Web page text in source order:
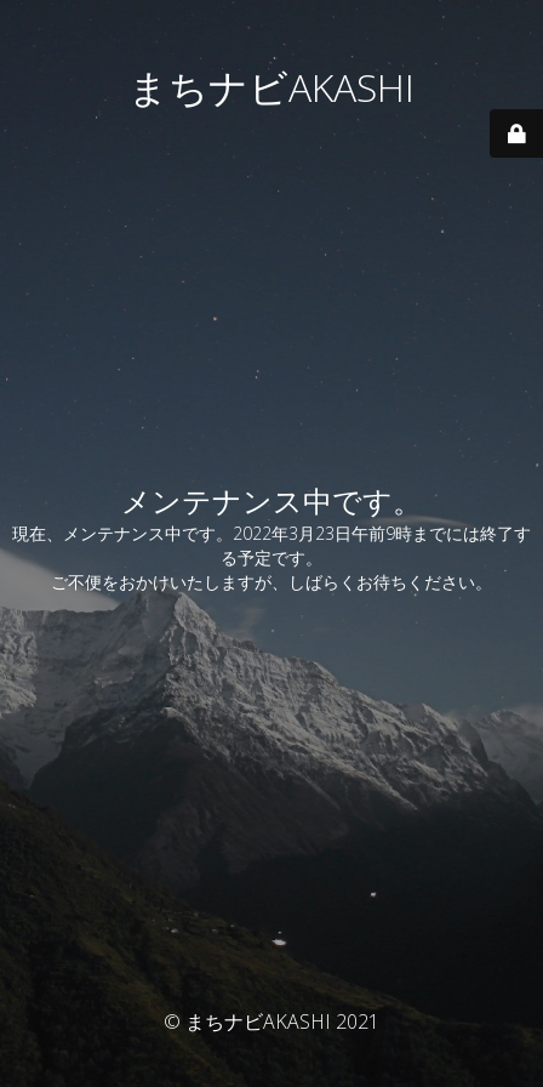
まちナビAKASHI
メンテナンス中です。
現在、メンテナンス中です。2022年3月23日午前9時までには終了す
る予定です。
ご不便をおかけいたしますが、しばらくお待ちください。
© まちナビAKASHI 2021